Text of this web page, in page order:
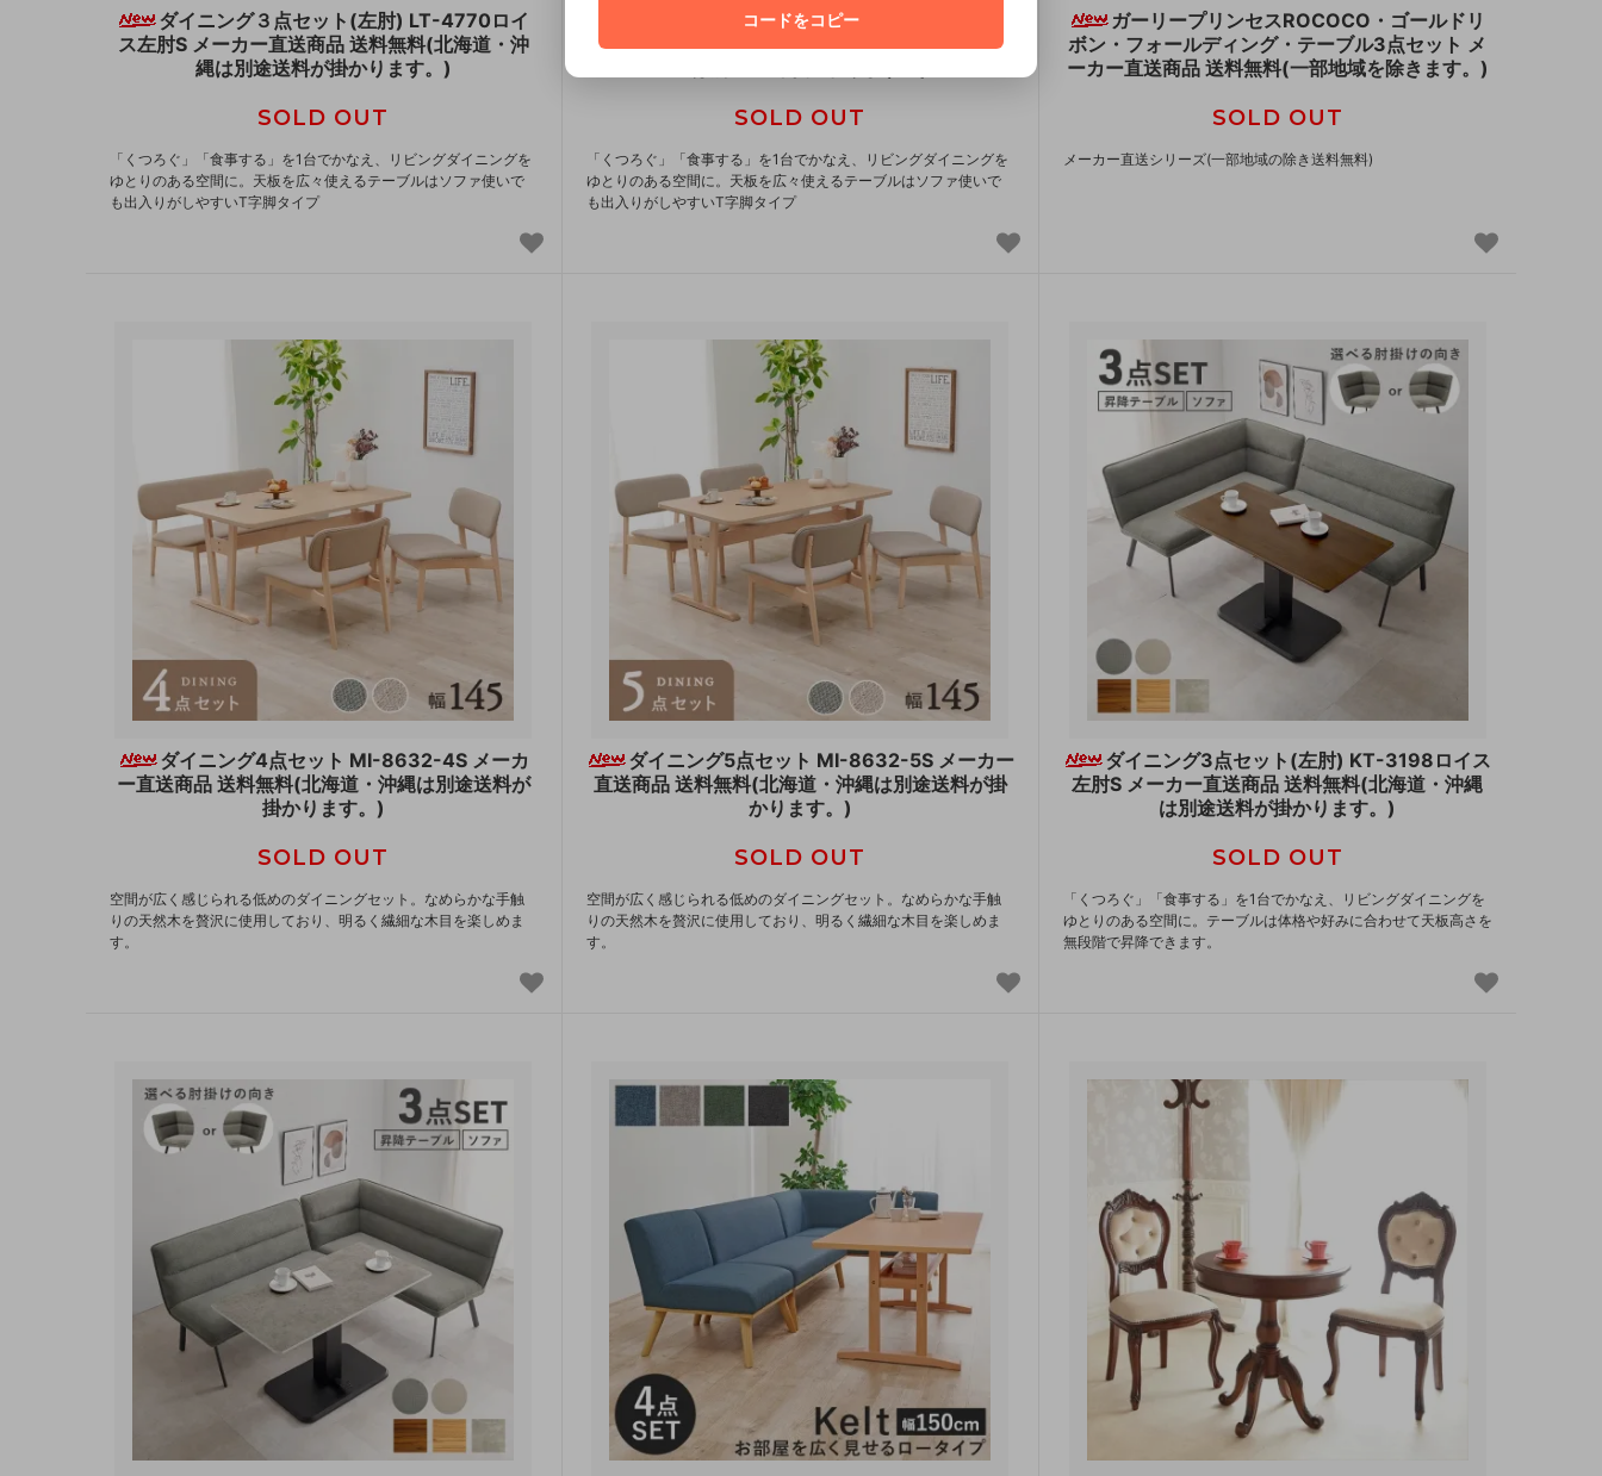
ダイニング３点セット(左肘) LT-4770ロイ
ス左肘S メーカー直送商品 送料無料(北海道・沖
縄は別途送料が掛かります。)
SOLD OUT
「くつろぐ」「食事する」を1台でかなえ、リビングダイニングを
ゆとりのある空間に。天板を広々使えるテーブルはソファ使いで
も出入りがしやすいT字脚タイプ
ダイニング３点セット(右肘) LT-4770ロイ
ス右肘S メーカー直送商品 送料無料(北海道・沖
SOLD OUT
「くつろぐ」「食事する」を1台でかなえ、リビングダイニングを
ゆとりのある空間に。天板を広々使えるテーブルはソファ使いで
も出入りがしやすいT字脚タイプ
ガーリープリンセスROCOCO・ゴールドリ
ボン・フォールディング・テーブル3点セット メ
ーカー直送商品 送料無料(一部地域を除きます。)
SOLD OUT
メーカー直送シリーズ(一部地域の除き送料無料)
ダイニング4点セット MI-8632-4S メーカ
ー直送商品 送料無料(北海道・沖縄は別途送料が
掛かります。)
SOLD OUT
空間が広く感じられる低めのダイニングセット。なめらかな手触
りの天然木を贅沢に使用しており、明るく繊細な木目を楽しめま
す。
ダイニング5点セット MI-8632-5S メーカー
直送商品 送料無料(北海道・沖縄は別途送料が掛
かります。)
SOLD OUT
空間が広く感じられる低めのダイニングセット。なめらかな手触
りの天然木を贅沢に使用しており、明るく繊細な木目を楽しめま
す。
ダイニング3点セット(左肘) KT-3198ロイス
左肘S メーカー直送商品 送料無料(北海道・沖縄
は別途送料が掛かります。)
SOLD OUT
「くつろぐ」「食事する」を1台でかなえ、リビングダイニングを
ゆとりのある空間に。テーブルは体格や好みに合わせて天板高さを
無段階で昇降できます。
コードをコピー